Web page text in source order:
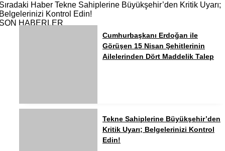
Haber Tekne Sahiplerine Büyükşehir’den Kritik Uyarı;
Kontrol Edin!
HABERLER
Cumhurbaşkanı Erdoğan ile
Görüşen 15 Nisan Şehitlerinin
Ailelerinden Dört Maddelik Talep
Tekne Sahiplerine Büyükşehir’den
Kritik Uyarı; Belgelerinizi Kontrol
Edin!